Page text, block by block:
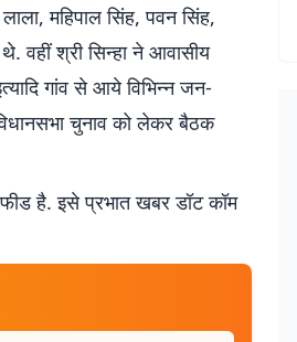
महिपाल सिंह, पवन सिंह,
वहीं श्री सिन्हा ने आवासीय
गांव से आये विभिन्न जन-
चुनाव को लेकर बैठक
है. इसे प्रभात खबर डॉट कॉम